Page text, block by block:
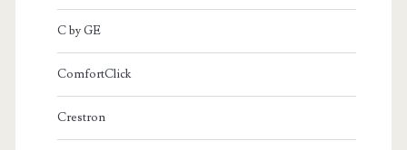
C by GE
ComfortClick
Crestron